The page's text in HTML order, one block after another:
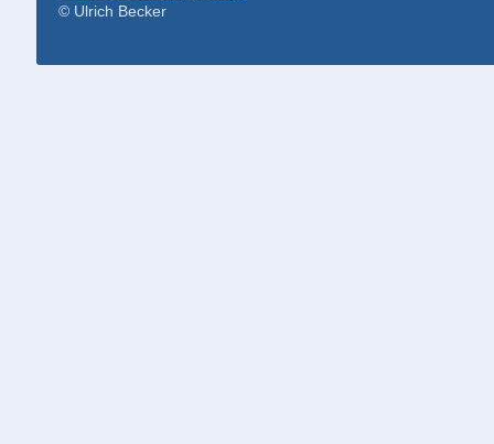
© Ulrich Becker